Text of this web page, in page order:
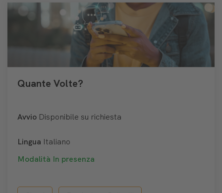
Quante Volte?
Avvio Disponibile su richiesta
Lingua Italiano
Modalità In presenza